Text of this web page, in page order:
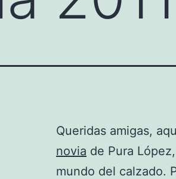
Queridas amigas,
novia de Pura
mundo del calzado.